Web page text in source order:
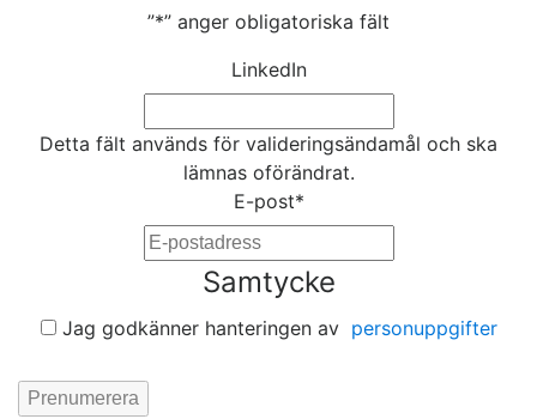
”*” anger obligatoriska fält
LinkedIn
Detta fält används för valideringsändamål och ska
lämnas oförändrat.
E-post*
Samtycke
Jag godkänner hanteringen av personuppgifter